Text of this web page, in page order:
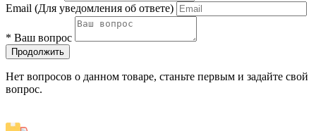
Email (Для уведомления об ответе)
* Ваш вопрос
Продолжить
Нет вопросов о данном товаре, станьте первым и задайте свой
вопрос.